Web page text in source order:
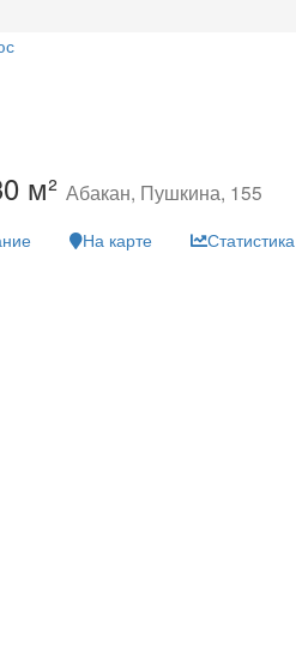
м² Абакан, Пушкина, 155
На карте Статистика